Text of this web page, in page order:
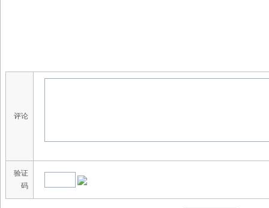
评论
验证
码